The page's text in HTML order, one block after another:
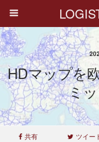
HDマップを
ミ
共有 ツイー